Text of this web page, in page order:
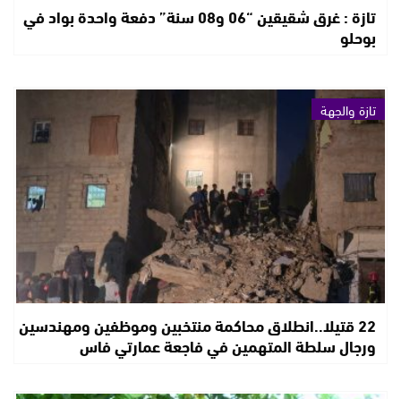
تازة : غرق شقيقين “06 و08 سنة” دفعة واحدة بواد في
بوحلو
تازة والجهة
22 قتيلا..انطلاق محاكمة منتخبين وموظفين ومهندسين
ورجال سلطة المتهمين في فاجعة عمارتي فاس